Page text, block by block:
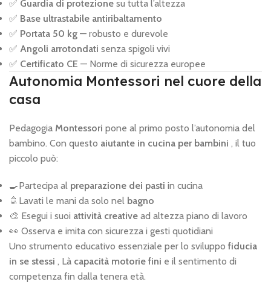
✅ Guardia di protezione su tutta l’altezza
✅ Base ultrastabile antiribaltamento
✅ Portata 50 kg — robusto e durevole
✅ Angoli arrotondati senza spigoli vivi
✅ Certificato CE — Norme di sicurezza europee
Autonomia Montessori nel cuore della
casa
Pedagogia Montessori pone al primo posto l’autonomia del
bambino. Con questo aiutante in cucina per bambini , il tuo
piccolo può:
🍳Partecipa al preparazione dei pasti in cucina
🚿Lavati le mani da solo nel bagno
🎨 Esegui i suoi attività creative ad altezza piano di lavoro
👀 Osserva e imita con sicurezza i gesti quotidiani
Uno strumento educativo essenziale per lo sviluppo fiducia
in se stessi , Là capacità motorie fini e il sentimento di
competenza fin dalla tenera età.